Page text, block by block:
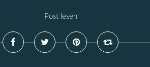
Post lesen